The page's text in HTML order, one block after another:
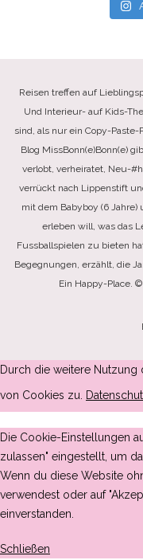
Reisen treffen auf
Und Interieur- auf Kids-
sind, als nur ein Copy-
Blog MissBonn(e)Bonn(e)
verlobt, verheiratet, Neu-
verrückt nach Lippenstift
mit dem Babyboy (6 Jahre)
erleben will, was das
Fussballspielen zu bieten
Begegnungen, erzählt, die
Ein Happy-Place.
Durch die weitere
von Cookies zu.
Die Cookie-Einstellungen
zulassen" eingestellt, um
Wenn du diese Website
verwendest oder auf
einverstanden.
Schließen